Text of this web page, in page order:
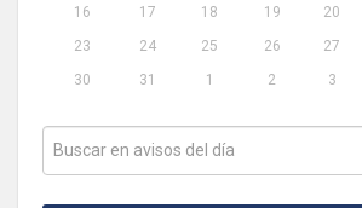
16
17 18 19 20
23
24 25 26 27
30
31 1 2 3